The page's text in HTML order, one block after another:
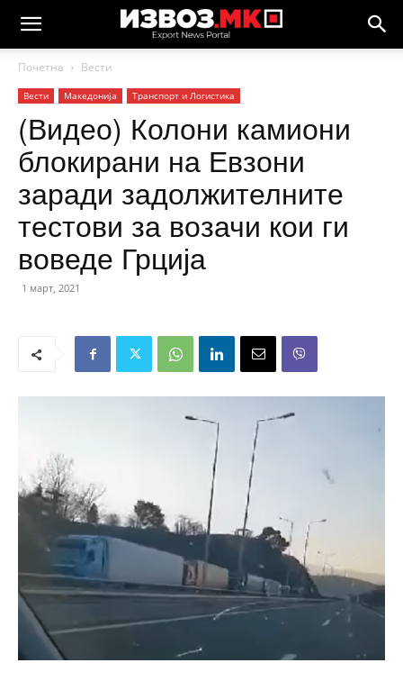
Почетна Вести
Вести Македонија Транспорт и Логистика
(Видео) Колони камиони
блокирани на Евзони
заради задолжителните
тестови за возачи кои ги
воведе Грција
1 март, 2021